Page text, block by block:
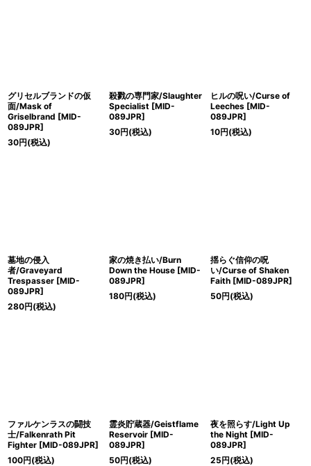
グリセルブランドの仮
面/Mask of
Griselbrand [MID-
089JPR]
30円(税込)
殺戮の専門家/Slaughter
Specialist [MID-
089JPR]
30円(税込)
ヒルの呪い/Curse of
Leeches [MID-
089JPR]
10円(税込)
墓地の侵入
者/Graveyard
Trespasser [MID-
089JPR]
280円(税込)
家の焼き払い/Burn
Down the House [MID-
089JPR]
180円(税込)
揺らぐ信仰の呪
い/Curse of Shaken
Faith [MID-089JPR]
50円(税込)
ファルケンラスの闘技
士/Falkenrath Pit
Fighter [MID-089JPR]
100円(税込)
霊炎貯蔵器/Geistflame
Reservoir [MID-
089JPR]
50円(税込)
夜を照らす/Light Up
the Night [MID-
089JPR]
25円(税込)